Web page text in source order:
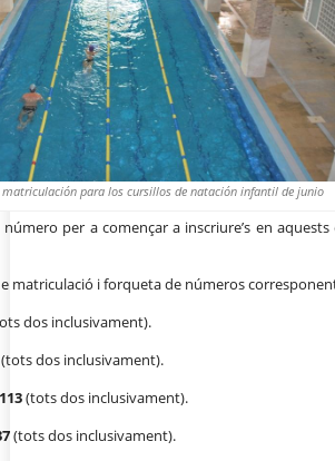
matriculación para los cursillos de natación infantil de junio
per a començar a inscriure’s en
matriculació i forqueta de números
dos inclusivament).
dos inclusivament).
(tots dos inclusivament).
(tots dos inclusivament).